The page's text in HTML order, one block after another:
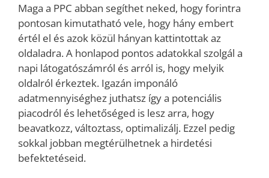
Maga a PPC abban segíthet neked, hogy forintra
pontosan kimutatható vele, hogy hány embert
értél el és azok közül hányan kattintottak az
oldaladra. A honlapod pontos adatokkal szolgál a
napi látogatószámról és arról is, hogy melyik
oldalról érkeztek. Igazán imponáló
adatmennyiséghez juthatsz így a potenciális
piacodról és lehetőséged is lesz arra, hogy
beavatkozz, változtass, optimalizálj. Ezzel pedig
sokkal jobban megtérülhetnek a hirdetési
befektetéseid.